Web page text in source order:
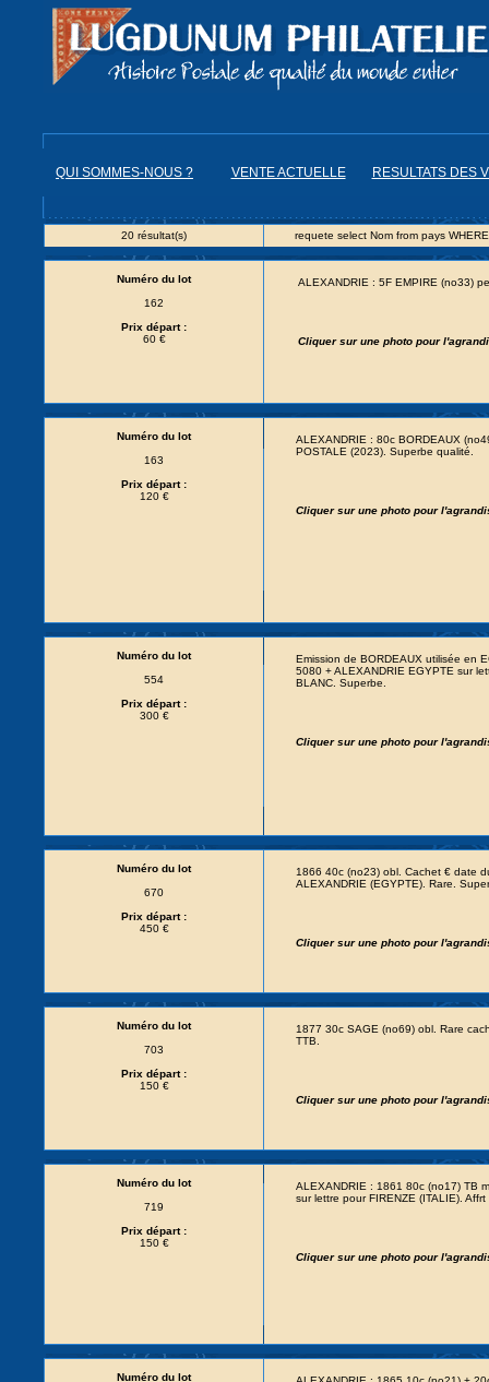
QUI SOMMES-NOUS ? VENTE ACTUELLE RESULTATS DES
20 résultat(s) requete select Nom from pays
Numéro du lot
162
Prix départ :
60 €
ALEXANDRIE : 5F EMPIRE (no33)
Cliquer sur une photo pour
Numéro du lot
163
Prix départ :
120 €
ALEXANDRIE : 80c BORDEAUX
POSTALE (2023). Superbe qualité.
Cliquer sur une photo pour
Numéro du lot
554
Prix départ :
300 €
Emission de BORDEAUX utilisée en
5080 + ALEXANDRIE EGYPTE sur
BLANC. Superbe.
Cliquer sur une photo pour
Numéro du lot
670
Prix départ :
450 €
1866 40c (no23) obl. Cachet € date
ALEXANDRIE (EGYPTE). Rare.
Cliquer sur une photo pour
Numéro du lot
703
Prix départ :
150 €
1877 30c SAGE (no69) obl. Rare
TTB.
Cliquer sur une photo pour
Numéro du lot
719
Prix départ :
150 €
ALEXANDRIE : 1861 80c (no17) TB
sur lettre pour FIRENZE (ITALIE).
Cliquer sur une photo pour
Numéro du lot